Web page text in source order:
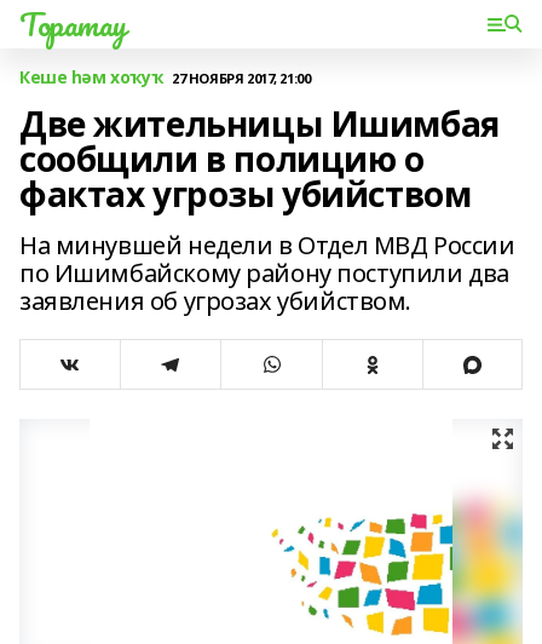
Торатау
Кеше һәм хоҡуҡ 27 НОЯБРЯ 2017, 21:00
Две жительницы Ишимбая
сообщили в полицию о
фактах угрозы убийством
На минувшей недели в Отдел МВД России
по Ишимбайскому району поступили два
заявления об угрозах убийством.